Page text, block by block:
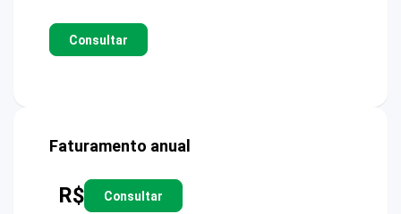
Consultar
Faturamento anual
R$ Consultar